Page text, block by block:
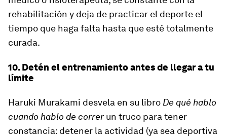
rehabilitación y deja de practicar el deporte el
tiempo que haga falta hasta que esté totalmente
curada.
10. Detén el entrenamiento antes de llegar a tu
límite
Haruki Murakami desvela en su libro De qué hablo
cuando hablo de correrun truco para tener
constancia: detener la actividad (ya sea deportiva